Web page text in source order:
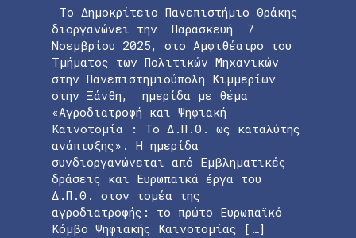
Το Δημοκρίτειο Πανεπιστήμιο Θράκης
διοργανώνει την Παρασκευή 7
Νοεμβρίου 2025, στο Αμφιθέατρο του
Τμήματος των Πολιτικών Μηχανικών
στην Πανεπιστημιούπολη Κιμμερίων
στην Ξάνθη, ημερίδα με θέμα
«Αγροδιατροφή και Ψηφιακή
Καινοτομία : Το Δ.Π.Θ. ως καταλύτης
ανάπτυξης». Η ημερίδα
συνδιοργανώνεται από Εμβληματικές
δράσεις και Eυρωπαϊκά έργα του
Δ.Π.Θ. στον τομέα της
αγροδιατροφής: το πρώτο Ευρωπαϊκό
Κόμβο Ψηφιακής Καινοτομίας […]